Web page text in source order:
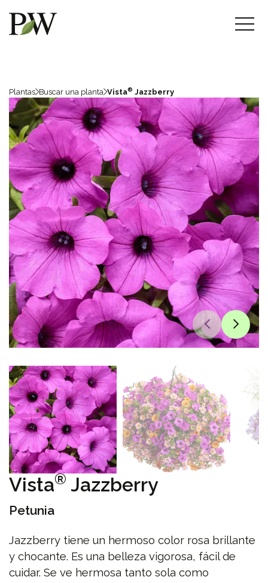
Plantas Buscar una planta Vista® Jazzberry
Vista® Jazzberry
Petunia
Jazzberry tiene un hermoso color rosa brillante
y chocante. Es una belleza vigorosa, fácil de
cuidar. Se ve hermosa tanto sola como